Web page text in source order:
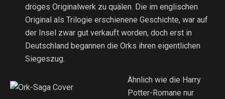
dröges Originalwerk zu quälen. Die im englischen
Original als Trilogie erschienene Geschichte, war auf
der Insel zwar gut verkauft worden, doch erst in
Deutschland begannen die Orks ihren eigentlichen
Siegeszug.
Ähnlich wie die Harry
Potter-Romane nur